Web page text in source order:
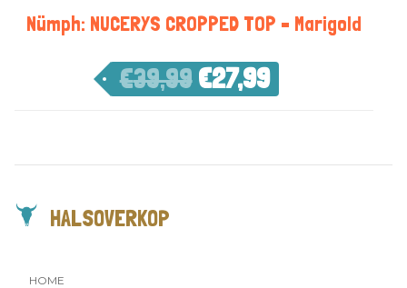
Nümph: NUCERYS CROPPED TOP – Marigold
€39,99 €27,99
HALSOVERKOP
HOME